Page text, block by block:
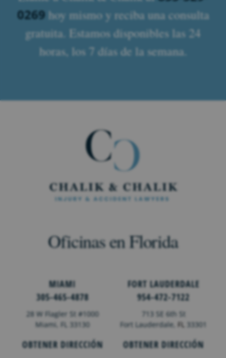
0269hoy mismo y reciba una consulta
gratuita. Estamos disponibles las 24
horas, los 7 días de la semana.
Oficinas en Florida
MIAMI
305-465-4878
28 W Flagler St #1000
Miami, FL 33130
OBTENER DIRECCIÓN
FORT LAUDERDALE
954-472-7122
713 SE 6th St
Fort Lauderdale,FL 33301
OBTENER DIRECCIÓN